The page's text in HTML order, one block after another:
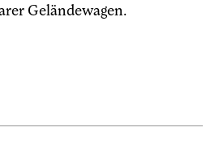
Geländewagen.